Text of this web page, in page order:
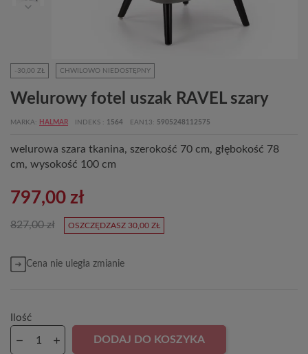
-30,00 ZŁ CHWILOWO NIEDOSTĘPNY
Welurowy fotel uszak RAVEL szary
MARKA HALMAR INDEKS 1564 EAN13 5905248112575
welurowa szara tkanina, szerokość 70 cm, głębokość 78
cm, wysokość 100 cm
797,00 zł
827,00 zł OSZCZĘDZASZ 30,00 ZŁ
Cena nie uległa zmianie
Ilość
DODAJ DO KOSZYKA